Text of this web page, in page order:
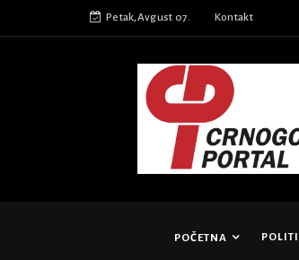
Petak,Avgust 07. Kontakt
POČETNA